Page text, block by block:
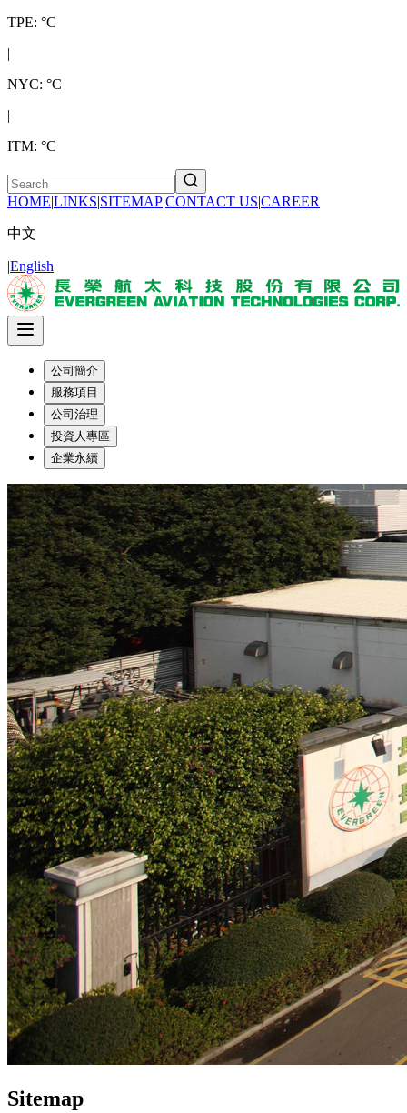
TPE: °C
|
NYC: °C
|
ITM: °C
HOME|LINKS|SITEMAP|CONTACT US|CAREER
中文
|English
公司簡介
服務項目
公司治理
投資人專區
企業永續
Sitemap